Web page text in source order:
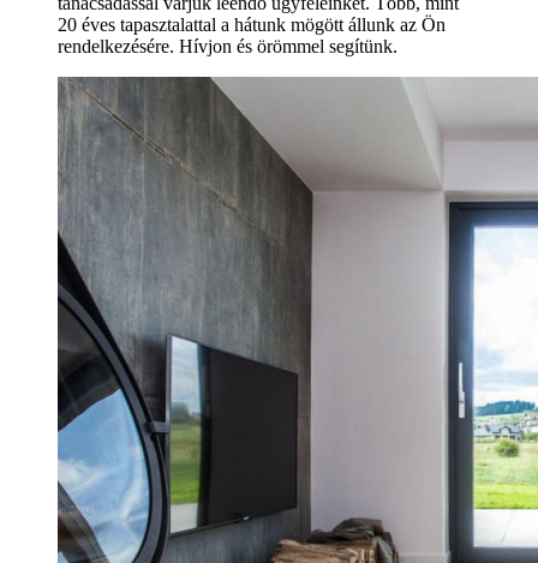
20 éves tapasztalattal a hátunk mögött állunk az Ön
rendelkezésére. Hívjon és örömmel segítünk.